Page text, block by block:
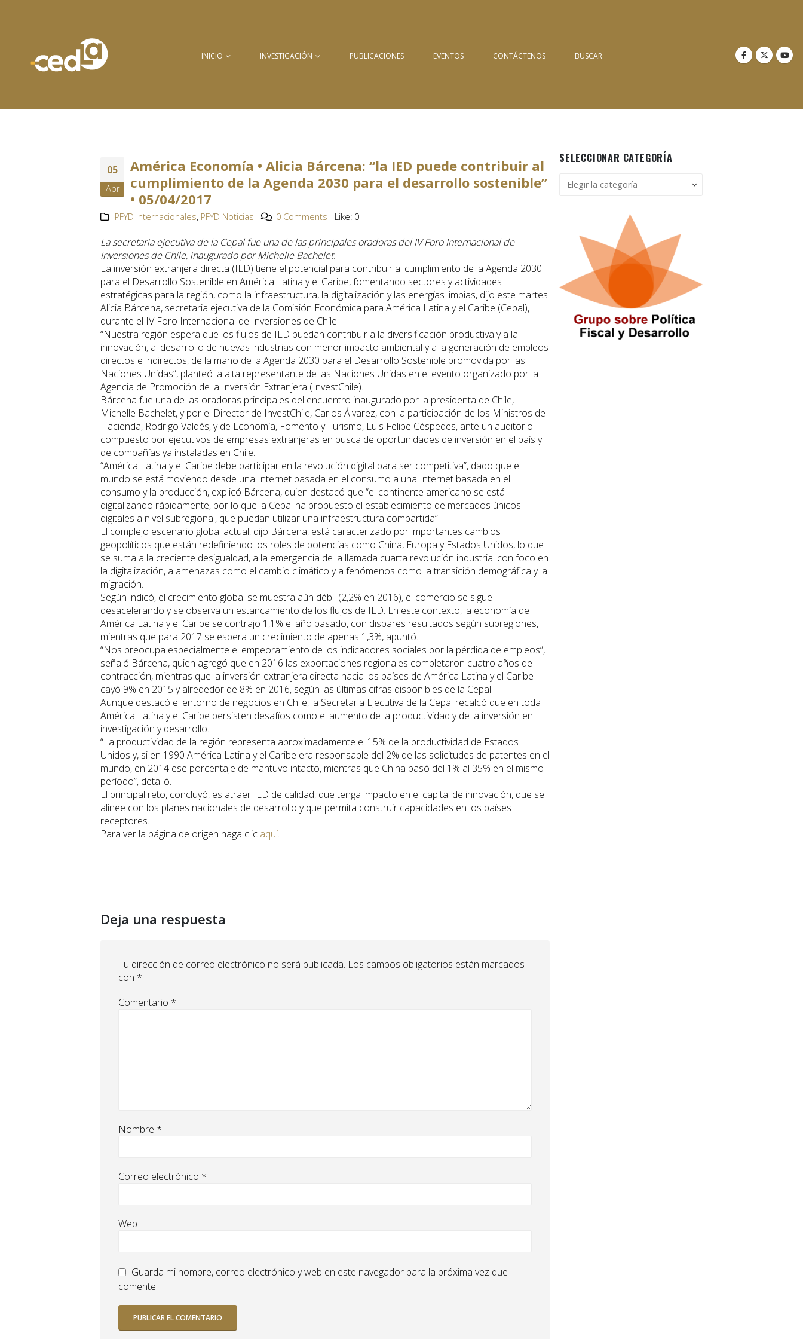
INICIO INVESTIGACIÓN PUBLICACIONES EVENTOS CONTÁCTENOS BUSCAR
05
Abr
América Economía • Alicia Bárcena: “la IED puede contribuir al
cumplimiento de la Agenda 2030 para el desarrollo sostenible”
• 05/04/2017
PFYD Internacionales, PFYD Noticias 0 Comments Like: 0
La secretaria ejecutiva de la Cepal fue una de las principales oradoras del IV Foro Internacional de
Inversiones de Chile, inaugurado por Michelle Bachelet.
La inversión extranjera directa (IED) tiene el potencial para contribuir al cumplimiento de la Agenda 2030
para el Desarrollo Sostenible en América Latina y el Caribe, fomentando sectores y actividades
estratégicas para la región, como la infraestructura, la digitalización y las energías limpias, dijo este martes
Alicia Bárcena, secretaria ejecutiva de la Comisión Económica para América Latina y el Caribe (Cepal),
durante el IV Foro Internacional de Inversiones de Chile.
“Nuestra región espera que los flujos de IED puedan contribuir a la diversificación productiva y a la
innovación, al desarrollo de nuevas industrias con menor impacto ambiental y a la generación de empleos
directos e indirectos, de la mano de la Agenda 2030 para el Desarrollo Sostenible promovida por las
Naciones Unidas”, planteó la alta representante de las Naciones Unidas en el evento organizado por la
Agencia de Promoción de la Inversión Extranjera (InvestChile).
Bárcena fue una de las oradoras principales del encuentro inaugurado por la presidenta de Chile,
Michelle Bachelet, y por el Director de InvestChile, Carlos Álvarez, con la participación de los Ministros de
Hacienda, Rodrigo Valdés, y de Economía, Fomento y Turismo, Luis Felipe Céspedes, ante un auditorio
compuesto por ejecutivos de empresas extranjeras en busca de oportunidades de inversión en el país y
de compañías ya instaladas en Chile.
“América Latina y el Caribe debe participar en la revolución digital para ser competitiva”, dado que el
mundo se está moviendo desde una Internet basada en el consumo a una Internet basada en el
consumo y la producción, explicó Bárcena, quien destacó que “el continente americano se está
digitalizando rápidamente, por lo que la Cepal ha propuesto el establecimiento de mercados únicos
digitales a nivel subregional, que puedan utilizar una infraestructura compartida”.
El complejo escenario global actual, dijo Bárcena, está caracterizado por importantes cambios
geopolíticos que están redefiniendo los roles de potencias como China, Europa y Estados Unidos, lo que
se suma a la creciente desigualdad, a la emergencia de la llamada cuarta revolución industrial con foco en
la digitalización, a amenazas como el cambio climático y a fenómenos como la transición demográfica y la
migración.
Según indicó, el crecimiento global se muestra aún débil (2,2% en 2016), el comercio se sigue
desacelerando y se observa un estancamiento de los flujos de IED. En este contexto, la economía de
América Latina y el Caribe se contrajo 1,1% el año pasado, con dispares resultados según subregiones,
mientras que para 2017 se espera un crecimiento de apenas 1,3%, apuntó.
“Nos preocupa especialmente el empeoramiento de los indicadores sociales por la pérdida de empleos”,
señaló Bárcena, quien agregó que en 2016 las exportaciones regionales completaron cuatro años de
contracción, mientras que la inversión extranjera directa hacia los países de América Latina y el Caribe
cayó 9% en 2015 y alrededor de 8% en 2016, según las últimas cifras disponibles de la Cepal.
Aunque destacó el entorno de negocios en Chile, la Secretaria Ejecutiva de la Cepal recalcó que en toda
América Latina y el Caribe persisten desafíos como el aumento de la productividad y de la inversión en
investigación y desarrollo.
“La productividad de la región representa aproximadamente el 15% de la productividad de Estados
Unidos y, si en 1990 América Latina y el Caribe era responsable del 2% de las solicitudes de patentes en el
mundo, en 2014 ese porcentaje de mantuvo intacto, mientras que China pasó del 1% al 35% en el mismo
período”, detalló.
El principal reto, concluyó, es atraer IED de calidad, que tenga impacto en el capital de innovación, que se
alinee con los planes nacionales de desarrollo y que permita construir capacidades en los países
receptores.
Para ver la página de origen haga clic aquí.
Deja una respuesta
Tu dirección de correo electrónico no será publicada. Los campos obligatorios están marcados
con *
Comentario *
Nombre *
Correo electrónico *
Web
Guarda mi nombre, correo electrónico y web en este navegador para la próxima vez que
comente.
SELECCIONAR CATEGORÍA
Seleccionar
categoría